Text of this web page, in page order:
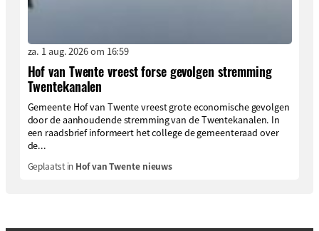
za. 1 aug. 2026 om 16:59
Hof van Twente vreest forse gevolgen stremming
Twentekanalen
Gemeente Hof van Twente vreest grote economische gevolgen
door de aanhoudende stremming van de Twentekanalen. In
een raadsbrief informeert het college de gemeenteraad over
de...
Geplaatst in Hof van Twente nieuws